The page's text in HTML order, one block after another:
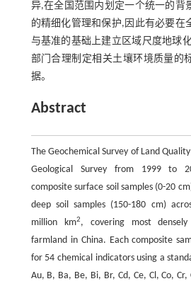
异,在全国范围内划定一个统一的背
的精细化管理和保护,因此有必要在
与基准的基础上建立区域尺度地球
部门合理制定相关土壤环境质量的
据。
Abstract
The Geochemical Survey of Land
Geological Survey from 1999 to
composite surface soil samples (0-20
deep soil samples (150-180 cm)
million km2, covering most
farmland in China. Each composite
for 54 chemical indicators using a
Au, B, Ba, Be, Bi, Br, Cd, Ce, Cl, Co,